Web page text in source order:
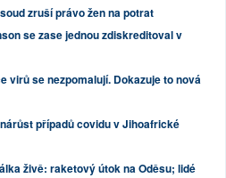
zruší právo žen na potrat
se zase jednou zdiskreditoval v
virů se nezpomalují. Dokazuje to nová
případů covidu v Jihoafrické
živě: raketový útok na Oděsu; lidé